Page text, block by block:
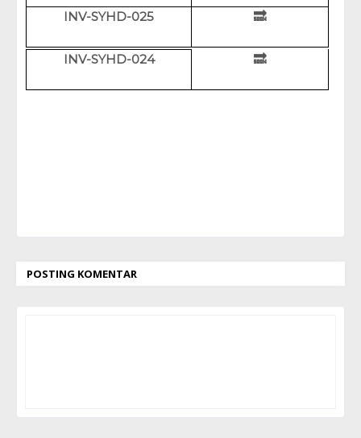
INV-SYHD-025 🔜
INV-SYHD-024 🔜
POSTING KOMENTAR